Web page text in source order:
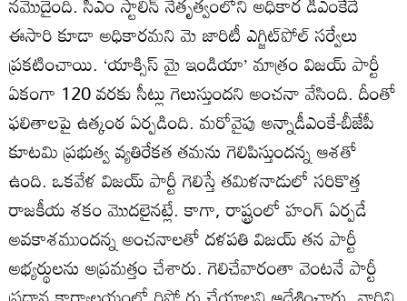
ఈసారి కూడా అధికారమని మె జారిటీ ఎగ్జిట్‌పోల్‌ సర్వేలు
ప్రకటించాయి. ‘యాక్సిస్‌ మై ఇండియా’ మాత్రం విజయ్‌ పార్టీ
ఏకంగా 120 వరకు సీట్లు గెలుస్తుందని అంచనా వేసింది. దీంతో
ఫలితాలపై ఉత్కంఠ ఏర్పడింది. మరోవైపు అన్నాడీఎంకే-బీజేపీ
కూటమి ప్రభుత్వ వ్యతిరేకత తమను గెలిపిస్తుందన్న ఆశతో
ఉంది. ఒకవేళ విజయ్‌ పార్టీ గెలిస్తే తమిళనాడులో సరికొత్త
రాజకీయ శకం మొదలైనట్లే. కాగా, రాష్ట్రంలో హంగ్‌ ఏర్పడే
అవకాశముందన్న అంచనాలతో దళపతి విజయ్‌ తన పార్టీ
అభ్యర్థులను అప్రమత్తం చేశారు. గెలిచేవారంతా వెంటనే పార్టీ